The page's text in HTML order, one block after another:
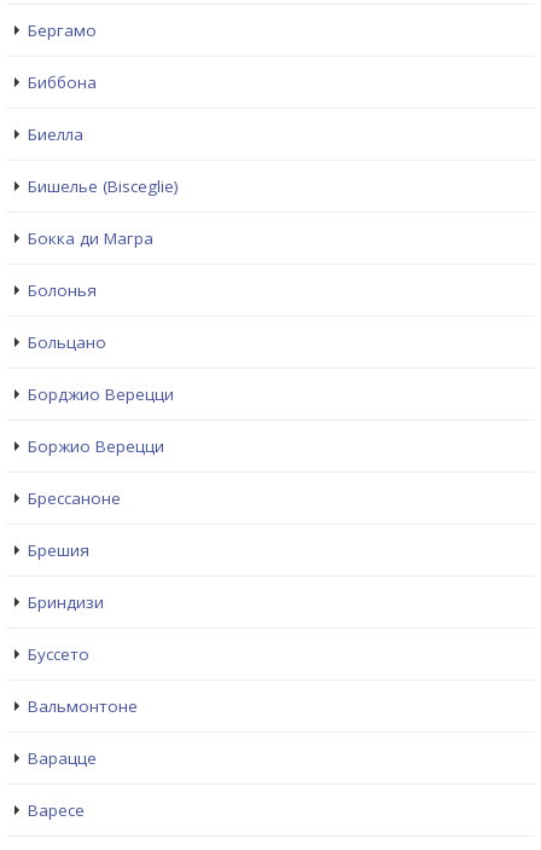
Бергамо
Биббона
Биелла
Бишелье (Bisceglie)
Бокка ди Магра
Болонья
Больцано
Борджио Верецци
Боржио Верецци
Брессаноне
Брешия
Бриндизи
Буссето
Вальмонтоне
Варацце
Варесе